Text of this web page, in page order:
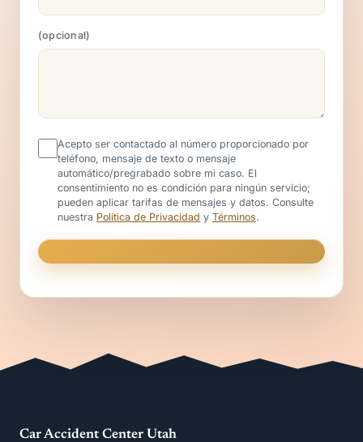
opcional
Acepto ser contactado al número proporcionado por
teléfono, mensaje de texto o mensaje
automático/pregrabado sobre mi caso. El
consentimiento no es condición para ningún servicio;
pueden aplicar tarifas de mensajes y datos. Consulte
nuestra Política de Privacidad y Términos.
Car Accident Center Utah